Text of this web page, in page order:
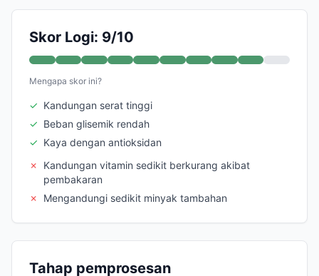
Skor Logi: 9/10
Mengapa skor ini?
✓ Kandungan serat tinggi
✓ Beban glisemik rendah
✓ Kaya dengan antioksidan
✗
Kandungan vitamin sedikit berkurang akibat
pembakaran
✗
Mengandungi sedikit minyak tambahan
Tahap pemprosesan